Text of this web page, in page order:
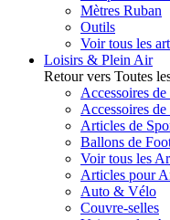
Mètres Ruban
Outils
Voir tous les
Loisirs & Plein Air
Retour vers Toutes
Accessoires
Accessoires
Articles de
Ballons de
Voir tous les
Articles pour
Auto & Vélo
Couvre-selles